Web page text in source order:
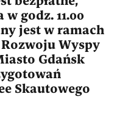
godz. 11.00
jest w ramach
Wyspy
Gdańsk
Skautowego